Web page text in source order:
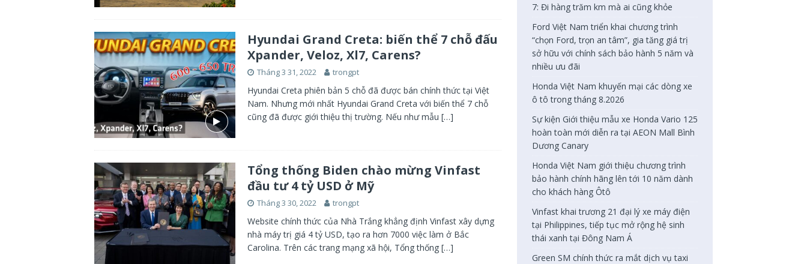
Hyundai Grand Creta: biến thể 7 chỗ đấu
Xpander, Veloz, Xl7, Carens?
Tháng 3 31, 2022 trongpt
Hyundai Creta phiên bản 5 chỗ đã được bán chính thức tại Việt
Nam. Nhưng mới nhất Hyundai Grand Creta với biến thể 7 chỗ
cũng đã được giới thiệu thị trường. Nếu như mẫu […]
Tổng thống Biden chào mừng Vinfast
đầu tư 4 tỷ USD ở Mỹ
Tháng 3 30, 2022 trongpt
Website chính thức của Nhà Trắng khẳng định Vinfast xây dựng
nhà máy trị giá 4 tỷ USD, tạo ra hơn 7000 việc làm ở Bắc
Carolina. Trên các trang mạng xã hội, Tổng thống […]
7: Đi hàng trăm km mà ai cũng khỏe
Ford Việt Nam triển khai chương trình
“chọn Ford, trọn an tâm”, gia tăng giá trị
sở hữu với chính sách bảo hành 5 năm và
nhiều ưu đãi
Honda Việt Nam khuyến mại các dòng xe
ô tô trong tháng 8.2026
Sự kiện Giới thiệu mẫu xe Honda Vario 125
hoàn toàn mới diễn ra tại AEON Mall Bình
Dương Canary
Honda Việt Nam giới thiệu chương trình
bảo hành chính hãng lên tới 10 năm dành
cho khách hàng Ôtô
Vinfast khai trương 21 đại lý xe máy điện
tại Philippines, tiếp tục mở rộng hệ sinh
thái xanh tại Đông Nam Á
Green SM chính thức ra mắt dịch vụ taxi